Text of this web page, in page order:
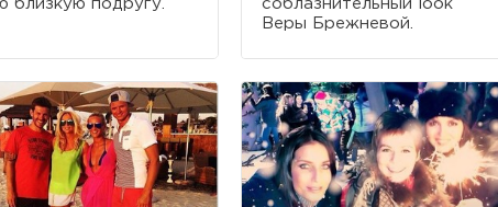
близкую подругу.
соблазнительный look
Веры Брежневой.